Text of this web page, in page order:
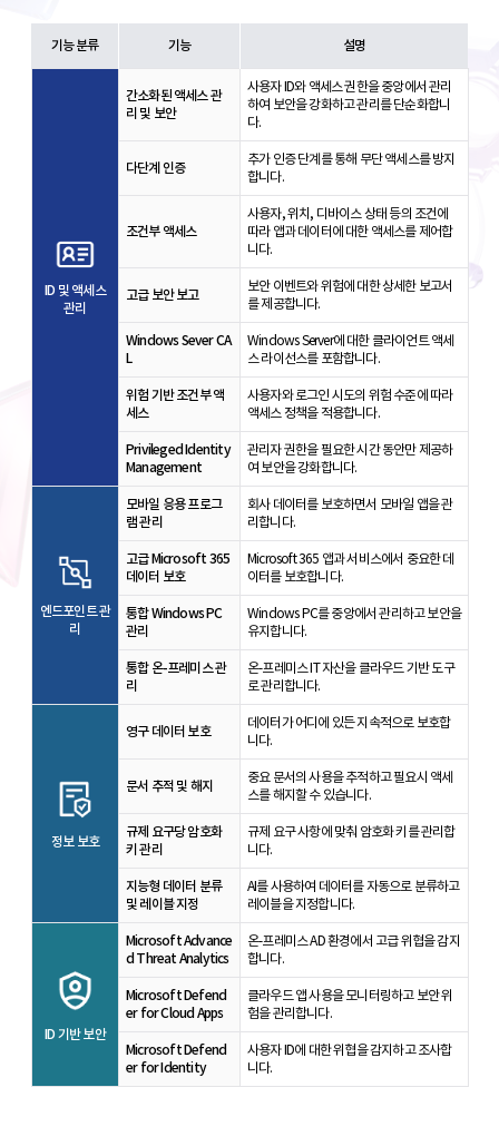
기능 분류 기능 설명
ID 및 액세스
관리
간소화된 액세스 관
리 및 보안
사용자 ID와 액세스 권한을 중앙에서 관리
하여 보안을 강화하고 관리를 단순화합니
다.
다단계 인증
추가 인증 단계를 통해 무단 액세스를 방지
합니다.
조건부 액세스
사용자, 위치, 디바이스 상태 등의 조건에
따라 앱과 데이터에 대한 액세스를 제어합
니다.
고급 보안 보고
보안 이벤트와 위험에 대한 상세한 보고서
를 제공합니다.
Windows Sever CA
L
Windows Server에 대한 클라이언트 액세
스 라이선스를 포함합니다.
위험 기반 조건부 액
세스
사용자와 로그인 시도의 위험 수준에 따라
액세스 정책을 적용합니다.
Privileged Identity
Management
관리자 권한을 필요한 시간 동안만 제공하
여 보안을 강화합니다.
엔드포인트 관
리
모바일 응용 프로그
램 관리
회사 데이터를 보호하면서 모바일 앱을 관
리합니다.
고급 Microsoft 365
데이터 보호
Microsoft 365 앱과 서비스에서 중요한 데
이터를 보호합니다.
통합 Windows PC
관리
Windows PC를 중앙에서 관리하고 보안을
유지합니다.
통합 온-프레미스 관
리
온-프레미스 IT 자산을 클라우드 기반 도구
로 관리합니다.
정보 보호
영구 데이터 보호
데이터가 어디에 있든 지속적으로 보호합
니다.
문서 추적 및 해지
중요 문서의 사용을 추적하고 필요시 액세
스를 해지할 수 있습니다.
규제 요구당 암호화
키 관리
규제 요구 사항에 맞춰 암호화 키를 관리합
니다.
지능형 데이터 분류
및 레이블 지정
AI를 사용하여 데이터를 자동으로 분류하고
레이블을 지정합니다.
ID 기반 보안
Microsoft Advance
d Threat Analytics
온-프레미스 AD 환경에서 고급 위협을 감지
합니다.
Microsoft Defend
er for Cloud Apps
클라우드 앱 사용을 모니터링하고 보안 위
험을 관리합니다.
Microsoft Defend
er for Identity
사용자 ID에 대한 위협을 감지하고 조사합
니다.